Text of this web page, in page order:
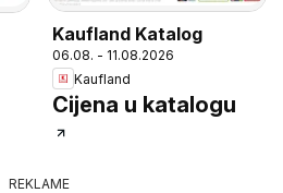
Kaufland Katalog
06.08. - 11.08.2026
Kaufland
Cijena u katalogu
REKLAME